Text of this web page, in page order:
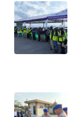
GORONTALO
WN
SULUT
MALUKU